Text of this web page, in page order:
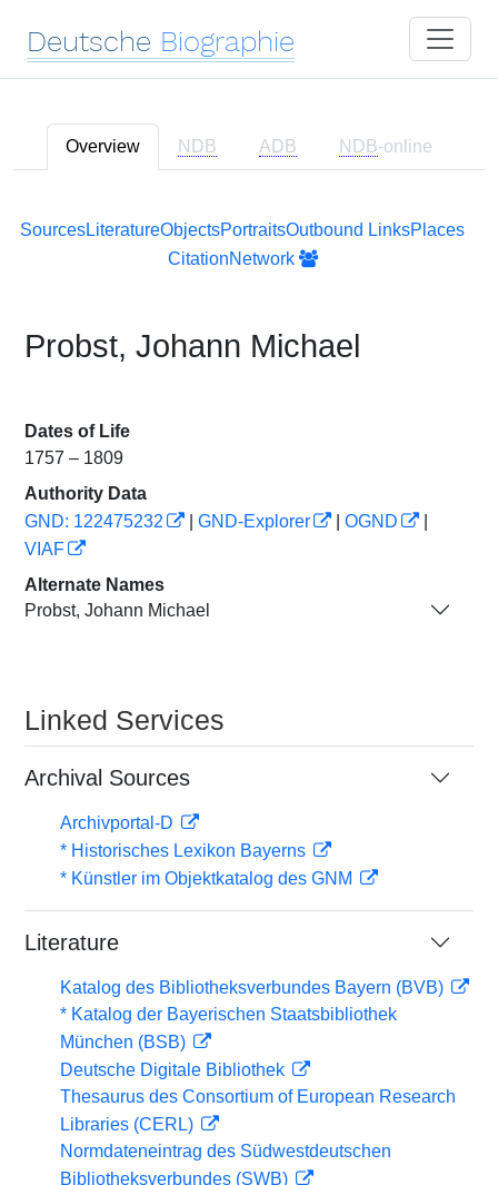
Deutsche Biographie
Overview NDB ADB NDB-online
SourcesLiteratureObjectsPortraitsOutbound LinksPlaces
CitationNetwork
Probst, Johann Michael
Dates of Life
1757 – 1809
Authority Data
GND: 122475232
GND-Explorer OGND
VIAF
Alternate Names
Probst, Johann Michael
Linked Services
Archival Sources
Archivportal-D
* Historisches Lexikon Bayerns
* Künstler im Objektkatalog des GNM
Literature
Katalog des Bibliotheksverbundes Bayern (BVB)
* Katalog der Bayerischen Staatsbibliothek
München (BSB)
Deutsche Digitale Bibliothek
Thesaurus des Consortium of European Research
Libraries (CERL)
Normdateneintrag des Südwestdeutschen
Bibliotheksverbundes (SWB)